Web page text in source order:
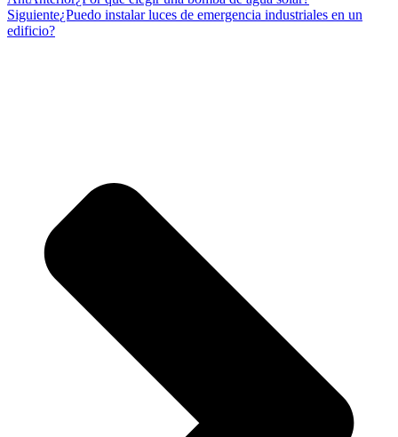
Siguiente¿Puedo instalar luces de emergencia industriales en un
edificio?